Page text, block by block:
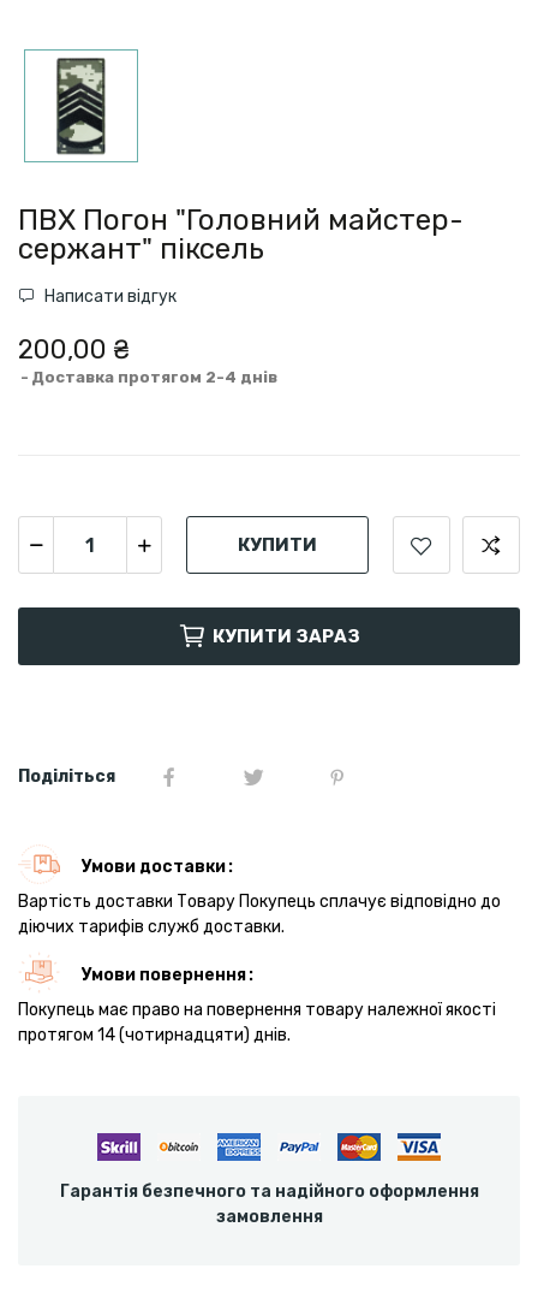
ПВХ Погон "Головний майстер-
сержант" піксель
Написати відгук
200,00 ₴
Доставка протягом 2-4 днів
КУПИТИ
КУПИТИ ЗАРАЗ
Поділіться
Умови доставки
Вартість доставки Товару Покупець сплачує відповідно до
діючих тарифів служб доставки.
Умови повернення
Покупець має право на повернення товару належної якості
протягом 14 (чотирнадцяти) днів.
Гарантія безпечного та надійного оформлення
замовлення